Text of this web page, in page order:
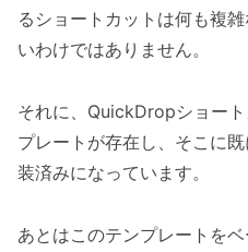
るショートカットは何も複
いわけではありません。
それに、QuickDropショー
プレートが存在し、そこに
装済みになっています。
あとはこのテンプレートを